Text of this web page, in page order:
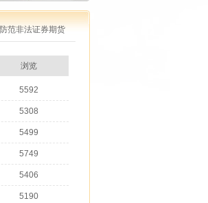
防范非法证券期货
浏览
5592
5308
5499
5749
5406
5190